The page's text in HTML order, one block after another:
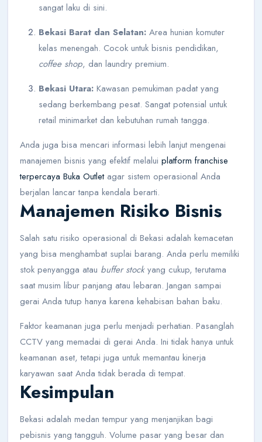
sangat laku di sini.
Bekasi Barat dan Selatan: Area hunian komuter
kelas menengah. Cocok untuk bisnis pendidikan,
coffee shop, dan laundry premium.
Bekasi Utara: Kawasan pemukiman padat yang
sedang berkembang pesat. Sangat potensial untuk
retail minimarket dan kebutuhan rumah tangga.
Anda juga bisa mencari informasi lebih lanjut mengenai
manajemen bisnis yang efektif melalui platform franchise
terpercaya Buka Outletagar sistem operasional Anda
berjalan lancar tanpa kendala berarti.
Manajemen Risiko Bisnis
Salah satu risiko operasional di Bekasi adalah kemacetan
yang bisa menghambat suplai barang. Anda perlu memiliki
stok penyangga atau buffer stockyang cukup, terutama
saat musim libur panjang atau lebaran. Jangan sampai
gerai Anda tutup hanya karena kehabisan bahan baku.
Faktor keamanan juga perlu menjadi perhatian. Pasanglah
CCTV yang memadai di gerai Anda. Ini tidak hanya untuk
keamanan aset, tetapi juga untuk memantau kinerja
karyawan saat Anda tidak berada di tempat.
Kesimpulan
Bekasi adalah medan tempur yang menjanjikan bagi
pebisnis yang tangguh. Volume pasar yang besar dan